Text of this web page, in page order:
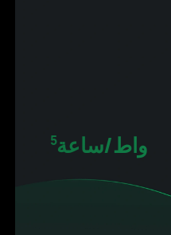
واط/ساعة5